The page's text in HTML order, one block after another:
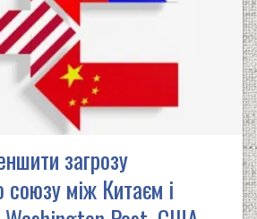
загрозу
союзу між Китаєм і